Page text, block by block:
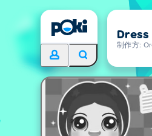
制作方: